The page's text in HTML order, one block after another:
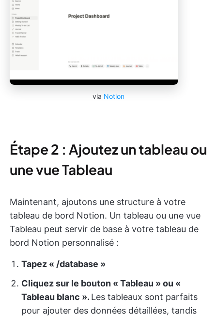
via Notion
Étape 2 : Ajoutez un tableau ou
une vue Tableau
Maintenant, ajoutons une structure à votre
tableau de bord Notion. Un tableau ou une vue
Tableau peut servir de base à votre tableau de
bord Notion personnalisé :
Tapez « /database »
Cliquez sur le bouton « Tableau » ou «
Tableau blanc ». Les tableaux sont parfaits
pour ajouter des données détaillées, tandis